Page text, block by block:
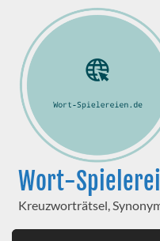
Wort-
Kreuzworträtsel,